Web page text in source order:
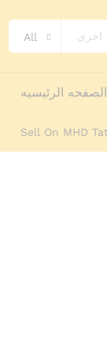
All
الصفحه الرئيسيه
Sell On MHD
6 + 6 pièces
Offers tatawi